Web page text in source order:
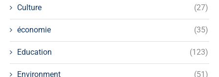
Culture (27)
économie (35)
Education (123)
Environment (51)